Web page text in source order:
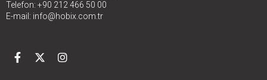
Telefon: +90 212 466 50 00
E-mail: info@hobix.com.tr